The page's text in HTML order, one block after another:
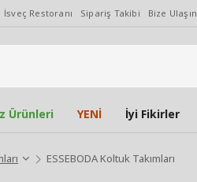
İsveç Restoranı Sipariş Takibi Bize Ulaşın
Ürünleri YENİ İyi Fikirler
ESSEBODA Koltuk Takımları